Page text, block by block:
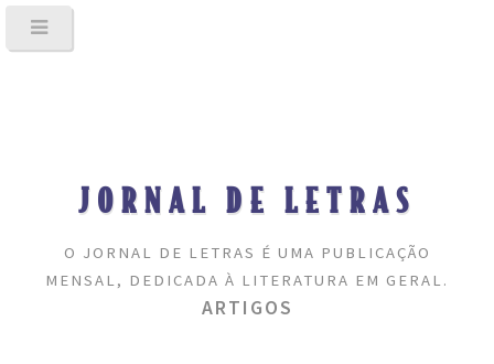
JORNAL DE LETRAS
O JORNAL DE LETRAS É UMA PUBLICAÇÃO
MENSAL, DEDICADA À LITERATURA EM GERAL.
ARTIGOS